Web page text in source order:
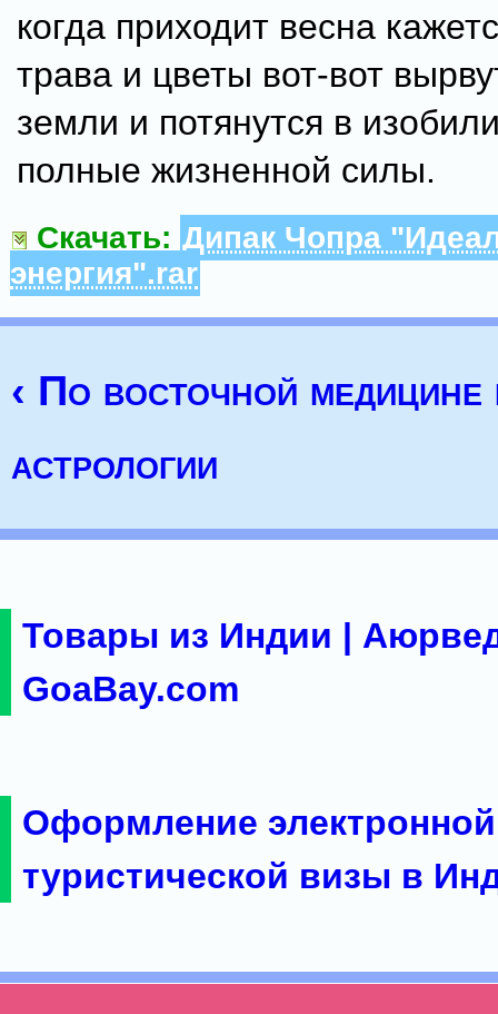
когда приходит весна
трава и цветы вот-вот
земли и потянутся в
полные жизненной силы.
Скачать: Дипак Чопра
энергия".rar
‹ По восточной медицине
астрологии
Товары из Индии |
GoaBay.com
Оформление электронной
туристической визы в